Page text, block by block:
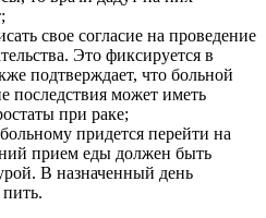
свое согласие на проведение
Это фиксируется в
подтверждает, что больной
последствия может иметь
при раке;
придется перейти на
прием еды должен быть
В назначенный день